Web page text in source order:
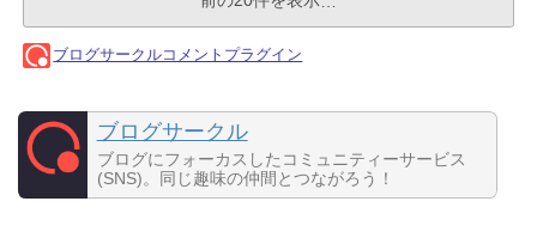
ブログサークル
ブログにフォーカスしたコミュニティーサービス
(SNS)。同じ趣味の仲間とつながろう！